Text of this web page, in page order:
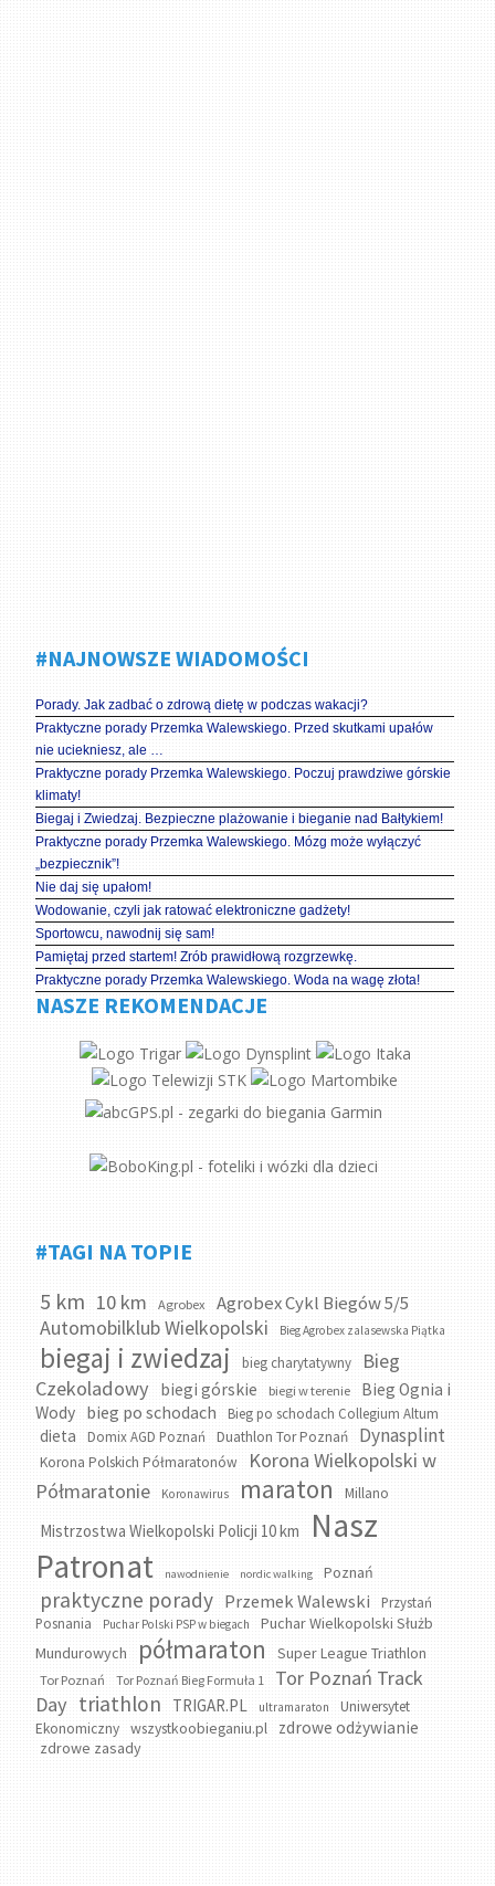
#NAJNOWSZE WIADOMOŚCI
Porady. Jak zadbać o zdrową dietę w podczas wakacji?
Praktyczne porady Przemka Walewskiego. Przed skutkami upałów
nie uciekniesz, ale …
Praktyczne porady Przemka Walewskiego. Poczuj prawdziwe górskie
klimaty!
Biegaj i Zwiedzaj. Bezpieczne plażowanie i bieganie nad Bałtykiem!
Praktyczne porady Przemka Walewskiego. Mózg może wyłączyć
„bezpiecznik”!
Nie daj się upałom!
Wodowanie, czyli jak ratować elektroniczne gadżety!
Sportowcu, nawodnij się sam!
Pamiętaj przed startem! Zrób prawidłową rozgrzewkę.
Praktyczne porady Przemka Walewskiego. Woda na wagę złota!
NASZE REKOMENDACJE
#TAGI NA TOPIE
5 km 10 km Agrobex Agrobex Cykl Biegów 5/5
Automobilklub Wielkopolski Bieg Agrobex zalasewska Piątka
biegaj i zwiedzaj bieg charytatywny
Bieg
Czekoladowy
biegi górskie biegi w terenie
Bieg Ognia i
Wody bieg po schodach Bieg po schodach Collegium Altum
dieta Domix AGD Poznań Duathlon Tor Poznań Dynasplint
Korona Polskich Półmaratonów
Korona Wielkopolski w
Półmaratonie
Koronawirus maraton Millano
Mistrzostwa Wielkopolski Policji 10 km
Nasz
Patronat
nawodnienie nordic walking Poznań
praktyczne porady Przemek Walewski
Przystań
Posnania
Puchar Polski PSP w biegach
Puchar Wielkopolski Służb
Mundurowych
półmaraton Super League Triathlon
Tor Poznań Tor Poznań Bieg Formuła 1
Tor Poznań Track
Day triathlon TRIGAR.PL ultramaraton
Uniwersytet
Ekonomiczny
wszystkoobieganiu.pl zdrowe odżywianie
zdrowe zasady